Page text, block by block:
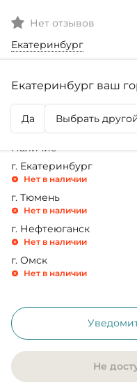
Нет отзывов
Екатеринбург
Екатеринбург ваш
Да Выбрать
0₽
Наличие
г. Екатеринбург
Нет в наличии
г. Тюмень
Нет в наличии
г. Нефтеюганск
Нет в наличии
г. Омск
Нет в наличии
Не